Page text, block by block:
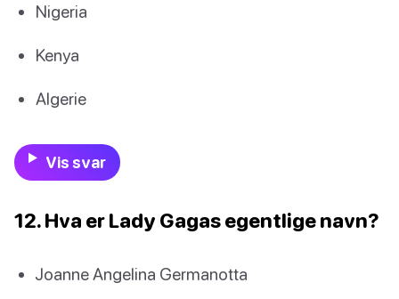
Nigeria
Kenya
Algerie
Vis svar
12. Hva er Lady Gagas egentlige navn?
Joanne Angelina Germanotta